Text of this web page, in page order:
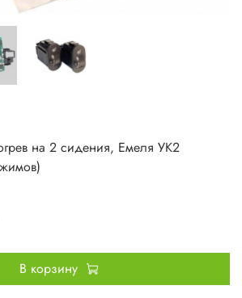
на 2 сидения, Емеля УК2
В корзину